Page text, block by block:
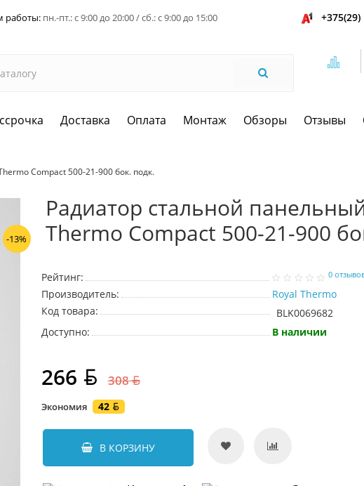
работы: пн.-пт.: с 9:00 до 20:00 / сб.: с 9:00 до 15:00
Доставка Оплата Монтаж Обзоры Отзывы
Compact 500-21-900 бок. подк.
-13%
Радиатор стальной
Thermo Compact 500-21-900
Рейтинг: 0
Производитель:
Royal Thermo
Код товара:
BLK0069682
Доступно:
В наличии
266 308
Экономия 42
В КОРЗИНУ